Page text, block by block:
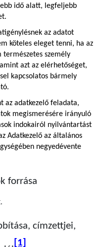
idő alatt, legfeljebb
az adatot
köteles eleget tenni, ha az
személy
azt az elérhetőséget,
kapcsolatos bármely
az adatkezelő feladata,
megismerésére irányuló
indokairól nyilvántartást
Adatkezelő az általános
negyedévente
forrása
címzettjei,
[1]